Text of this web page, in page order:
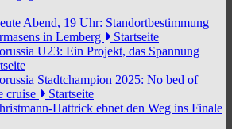
Abend, 19 Uhr: Standortbestimmung
in Lemberg
Startseite
U23: Ein Projekt, das Spannung
Stadtchampion 2025: No bed of
cruise
Startseite
Hattrick ebnet den Weg ins Finale